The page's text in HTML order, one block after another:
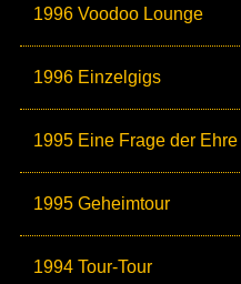
1996 Voodoo Lounge
1996 Einzelgigs
1995 Eine Frage der Ehre
1995 Geheimtour
1994 Tour-Tour